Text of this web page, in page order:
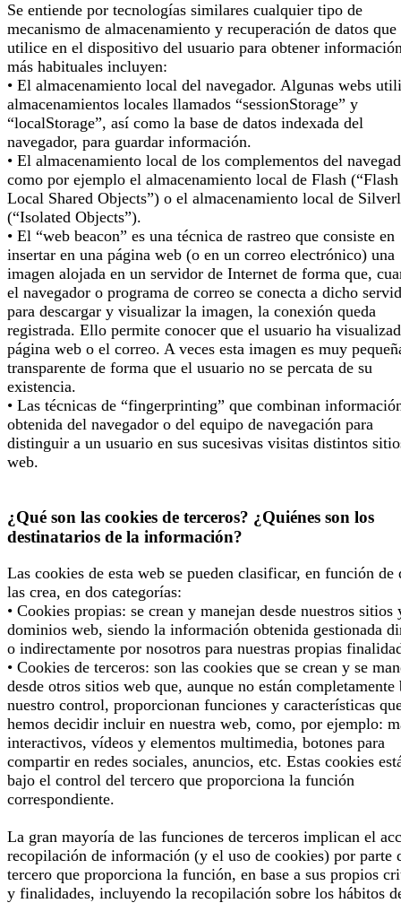
Se entiende por tecnologías similares cualquier tipo de
mecanismo de almacenamiento y recuperación de datos que
utilice en el dispositivo del usuario para obtener
más habituales incluyen:
• El almacenamiento local del navegador. Algunas webs
almacenamientos locales llamados “sessionStorage” y
“localStorage”, así como la base de datos indexada del
navegador, para guardar información.
• El almacenamiento local de los complementos del
como por ejemplo el almacenamiento local de Flash (“Flash
Local Shared Objects”) o el almacenamiento local de
(“Isolated Objects”).
• El “web beacon” es una técnica de rastreo que consiste en
insertar en una página web (o en un correo electrónico) una
imagen alojada en un servidor de Internet de forma que,
el navegador o programa de correo se conecta a dicho
para descargar y visualizar la imagen, la conexión queda
registrada. Ello permite conocer que el usuario ha
página web o el correo. A veces esta imagen es muy
transparente de forma que el usuario no se percata de su
existencia.
• Las técnicas de “fingerprinting” que combinan
obtenida del navegador o del equipo de navegación para
distinguir a un usuario en sus sucesivas visitas distintos
web.
¿Qué son las cookies de terceros? ¿Quiénes son los
destinatarios de la información?
Las cookies de esta web se pueden clasificar, en función de
las crea, en dos categorías:
• Cookies propias: se crean y manejan desde nuestros sitios
dominios web, siendo la información obtenida gestionada
o indirectamente por nosotros para nuestras propias
• Cookies de terceros: son las cookies que se crean y se
desde otros sitios web que, aunque no están completamente
nuestro control, proporcionan funciones y características
hemos decidir incluir en nuestra web, como, por ejemplo:
interactivos, vídeos y elementos multimedia, botones para
compartir en redes sociales, anuncios, etc. Estas cookies
bajo el control del tercero que proporciona la función
correspondiente.
La gran mayoría de las funciones de terceros implican el
recopilación de información (y el uso de cookies) por parte
tercero que proporciona la función, en base a sus propios
y finalidades, incluyendo la recopilación sobre los hábitos